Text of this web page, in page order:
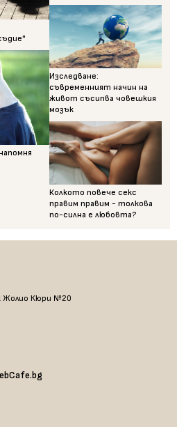
Изследване:
съвременният начин на
живот съсипва човешкия
мозък
Колкото повече секс
правим правим - толкова
по-силна е любовта?
Жолио Кюри №20